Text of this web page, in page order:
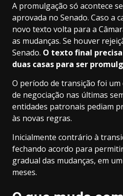
A promulgação só acontece
aprovada no Senado. Caso a
novo texto volta para a
as mudanças. Se houver
Senado. O texto final
duas casas para ser
O período de transição foi
de negociação nas últimas
entidades patronais pediam
às novas regras.
Inicialmente contrário à
fechando acordo para
gradual das mudanças, em
meses.